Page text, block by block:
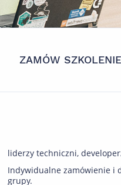
ZAMÓW SZKOLENIE
liderzy techniczni,
Indywidualne zamówienie i
grupy.